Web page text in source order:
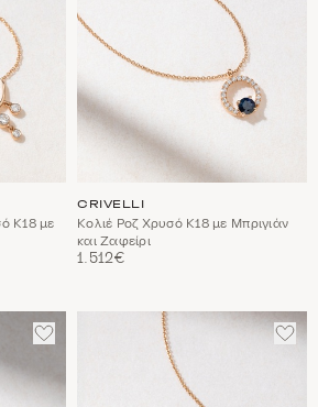
Κ18 με
CRIVELLI
Κολιέ Ροζ Χρυσό Κ18 με Μπριγιάν
και Ζαφείρι
1.512€
ΠΡΟΣΘΈΣΤΕ
ΣΤΑ
ΣΤΑ